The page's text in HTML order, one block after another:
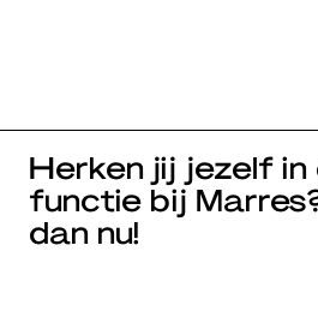
Herken jij jezelf in
functie bij
dan nu!